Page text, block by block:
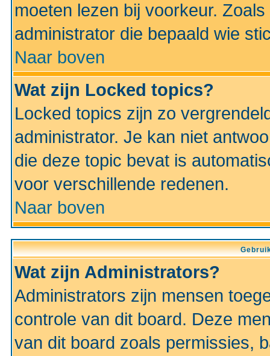
moeten lezen bij voorkeur.
administrator die bepaald wie
Naar boven
Wat zijn Locked topics?
Locked topics zijn zo
administrator. Je kan niet
die deze topic bevat is
voor verschillende redenen.
Naar boven
Wat zijn Administrators?
Administrators zijn mensen
controle van dit board. Deze
van dit board zoals permissies,